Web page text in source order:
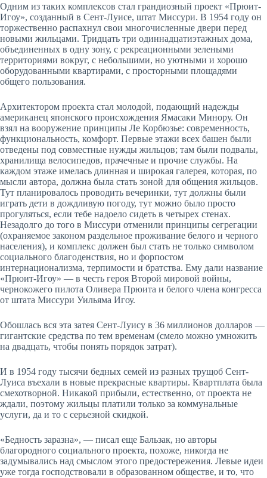
Одним из таких комплексов стал грандиозный проект «Прюит-
Игоу», созданный в Сент-Луисе, штат Миссури. В 1954 году он
торжественно распахнул свои многочисленные двери перед
новыми жильцами. Тридцать три одиннадцатиэтажных дома,
объединенных в одну зону, с рекреационными зелеными
территориями вокруг, с небольшими, но уютными и хорошо
оборудованными квартирами, с просторными площадями
общего пользования.
Архитектором проекта стал молодой, подающий надежды
американец японского происхождения Ямасаки Минору. Он
взял на вооружение принципы Ле Корбюзье: современность,
функциональность, комфорт. Первые этажи всех башен были
отведены под совместные нужды жильцов; там были подвалы,
хранилища велосипедов, прачечные и прочие службы. На
каждом этаже имелась длинная и широкая галерея, которая, по
мысли автора, должна была стать зоной для общения жильцов.
Тут планировалось проводить вечеринки, тут должны были
играть дети в дождливую погоду, тут можно было просто
прогуляться, если тебе надоело сидеть в четырех стенах.
Незадолго до того в Миссури отменили принципы сегрегации
(охраняемое законом раздельное проживание белого и черного
населения), и комплекс должен был стать не только символом
социального благоденствия, но и форпостом
интернационализма, терпимости и братства. Ему дали название
«Прюит-­Игоу» — в честь героя Второй мировой войны,
чернокожего пилота Оливера Прюита и белого члена конгресса
от штата Миссури Уильяма Игоу.
Обошлась вся эта затея Сент-Луису в 36 миллионов долларов —
гигантские средства по тем временам (смело можно умножить
на двадцать, чтобы понять порядок затрат).
И в 1954 году тысячи бедных семей из разных трущоб Сент-
Луиса въехали в новые прекрасные квартиры. Квартплата была
смехотворной. Никакой прибыли, естественно, от проекта не
ждали, поэтому жильцы платили только за коммунальные
услуги, да и то с серь­езной скидкой.
«Бедность заразна», — писал еще Бальзак, но авторы
благородного социального проекта, похоже, никогда не
задумывались над смыслом этого предостережения. Левые идеи
уже тогда господствовали в образованном обществе, и то, что